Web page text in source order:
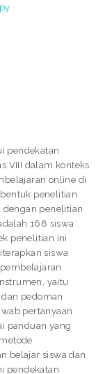
pendekatan
VIII dalam konteks
online di
penelitian
penelitian
168 siswa
penelitian ini
siswa
yaitu
dan pedoman
pertanyaan
panduan yang
belajar siswa dan
pendekatan